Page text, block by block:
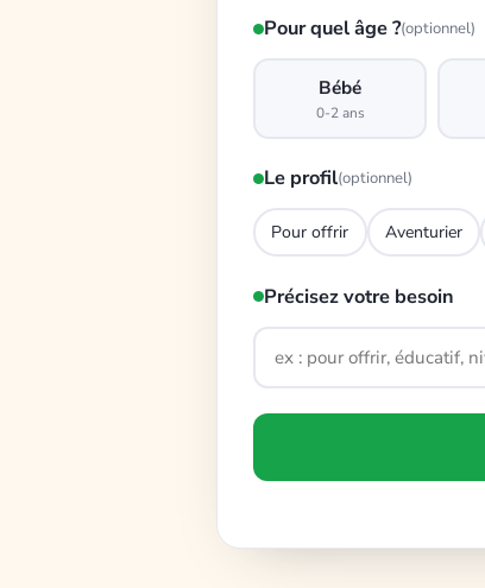
Pour quel âge ?(optionnel)
Bébé
0-2 ans
Le profil(optionnel)
Pour offrir Aventurier
Précisez votre besoin